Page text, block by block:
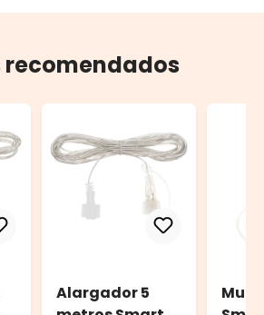
recomendados
Alargador 5